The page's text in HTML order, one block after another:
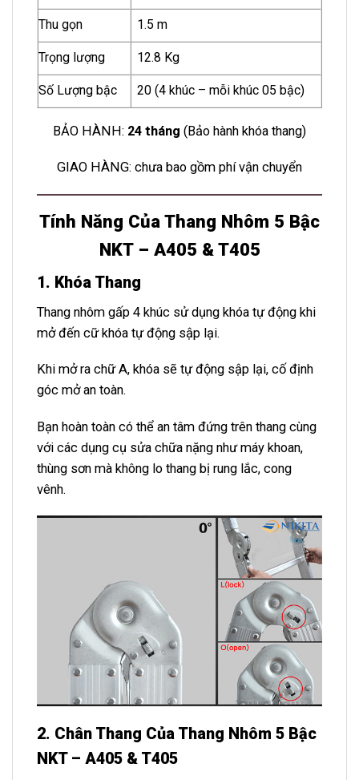
Thu gọn 1.5 m
Trọng lượng 12.8 Kg
Số Lượng bậc 20 (4 khúc – mỗi khúc 05 bậc)
BẢO HÀNH: 24 tháng (Bảo hành khóa thang)
GIAO HÀNG: chưa bao gồm phí vận chuyển
Tính Năng Của Thang Nhôm 5 Bậc
NKT – A405 & T405
1. Khóa Thang
Thang nhôm gấp 4 khúc sử dụng khóa tự động khi
mở đến cữ khóa tự động sập lại.
Khi mở ra chữ A, khóa sẽ tự động sập lại, cố định
góc mở an toàn.
Bạn hoàn toàn có thể an tâm đứng trên thang cùng
với các dụng cụ sửa chữa nặng như máy khoan,
thùng sơn mà không lo thang bị rung lắc, cong
vênh.
2. Chân Thang Của Thang Nhôm 5 Bậc
NKT – A405 & T405